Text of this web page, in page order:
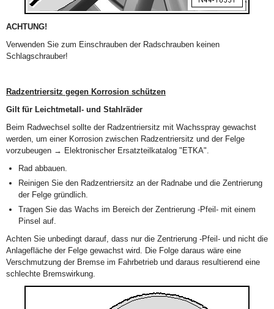
ACHTUNG!
Verwenden Sie zum Einschrauben der Radschrauben keinen
Schlagschrauber!
Radzentriersitz gegen Korrosion schützen
Gilt für Leichtmetall- und Stahlräder
Beim Radwechsel sollte der Radzentriersitz mit Wachsspray gewachst
werden, um einer Korrosion zwischen Radzentriersitz und der Felge
vorzubeugen → Elektronischer Ersatzteilkatalog "ETKA".
Rad abbauen.
Reinigen Sie den Radzentriersitz an der Radnabe und die Zentrierung
der Felge gründlich.
Tragen Sie das Wachs im Bereich der Zentrierung -Pfeil- mit einem
Pinsel auf.
Achten Sie unbedingt darauf, dass nur die Zentrierung -Pfeil- und nicht die
Anlagefläche der Felge gewachst wird. Die Folge daraus wäre eine
Verschmutzung der Bremse im Fahrbetrieb und daraus resultierend eine
schlechte Bremswirkung.